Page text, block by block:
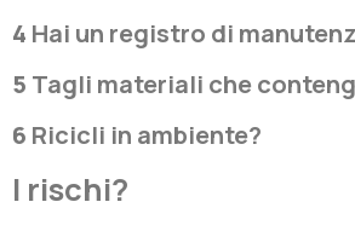
4 Hai un registro di
5 Tagli materiali che
6 Ricicli in ambiente?
I rischi?